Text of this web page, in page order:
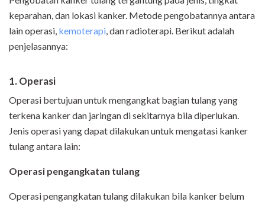
keparahan, dan lokasi kanker. Metode pengobatannya antara
lain operasi, kemoterapi, dan radioterapi. Berikut adalah
penjelasannya:
1. Operasi
Operasi bertujuan untuk mengangkat bagian tulang yang
terkena kanker dan jaringan di sekitarnya bila diperlukan.
Jenis operasi yang dapat dilakukan untuk mengatasi kanker
tulang antara lain:
Operasi pengangkatan tulang
Operasi pengangkatan tulang dilakukan bila kanker belum